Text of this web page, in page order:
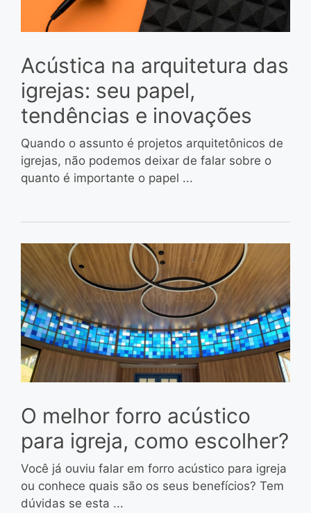
Acústica na arquitetura das
igrejas: seu papel,
tendências e inovações
Quando o assunto é projetos arquitetônicos de
igrejas, não podemos deixar de falar sobre o
quanto é importante o papel ...
O melhor forro acústico
para igreja, como escolher?
Você já ouviu falar em forro acústico para igreja
ou conhece quais são os seus benefícios? Tem
dúvidas se esta ...